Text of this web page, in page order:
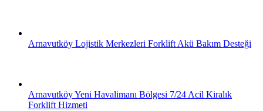
Arnavutköy Lojistik Merkezleri Forklift Akü Bakım Desteği
Arnavutköy Yeni Havalimanı Bölgesi 7/24 Acil Kiralık
Forklift Hizmeti